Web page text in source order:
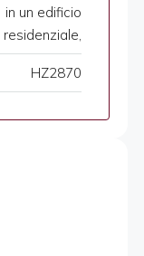
in un edificio
residenziale,
HZ2870